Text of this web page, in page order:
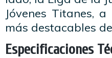
Jóvenes Titanes,
más destacables
Especificaciones